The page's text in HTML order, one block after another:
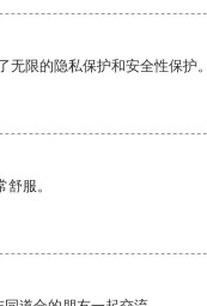
无限的隐私保护和安全性保护
服。